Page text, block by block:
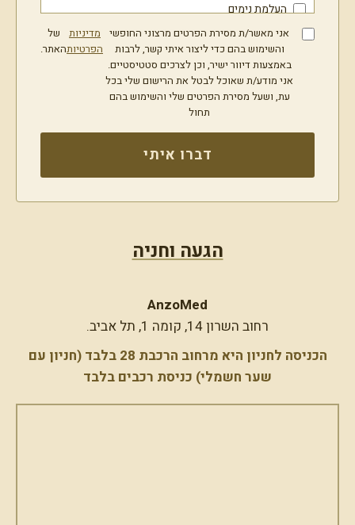
העלמת נימים
מתיחת פנים בחוטים
איפור קבוע
טיפולי RF מתקדמים לעור הפנים והגוף
פיגמנטציה וטיפול הבהרה
סקין בוסטר
עיצוב עצמות לחיים
קו לסת וסנטר
פיסול אף
טיפול בשקעי עיניים
עיניים עייפות
PRP – תהליך טבעי לשיער בריא
הצערת כפות הידיים
מיצוק וחידוש הצוואר
אני מאשר/ת מסירת הפרטים מרצוני החופשי
והשימוש בהם כדי ליצור איתי קשר, לרבות
באמצעות דיוור ישיר, וכן לצרכים סטטיסטיים.
אני מודע/ת שאוכל לבטל את הרישום שלי בכל
עת, ושעל מסירת הפרטים שלי והשימוש בהם
תחול
מדיניות
הפרטיות
של
האתר.
דברו איתי
הגעה וחניה
AnzoMed
רחוב השרון 14, קומה 1, תל אביב.
הכניסה לחניון היא מרחוב הרכבת 28 בלבד (חניון עם
שער חשמלי) כניסת רכבים בלבד